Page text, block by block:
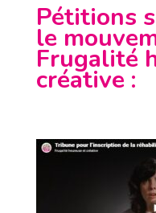
Pétitions
le
Frugalité
créative :